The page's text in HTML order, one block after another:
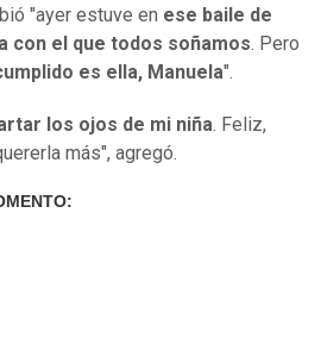
"ayer estuve en ese baile de
con el que todos soñamos. Pero
es ella, Manuela".
los ojos de mi niña. Feliz,
más", agregó.